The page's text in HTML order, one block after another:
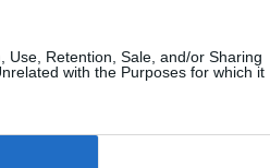
Use, Retention, Sale, and/or Sharing
with the Purposes for which it